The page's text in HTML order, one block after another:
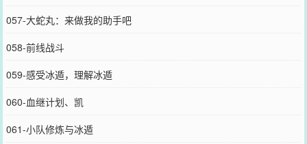
057-大蛇丸：来做我的助手吧
058-前线战斗
059-感受冰遁，理解冰遁
060-血继计划、凯
061-小队修炼与冰遁